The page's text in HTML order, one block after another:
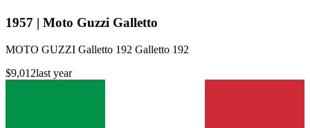
1957 | Moto Guzzi Galletto
MOTO GUZZI Galletto 192 Galletto 192
$9,012last year